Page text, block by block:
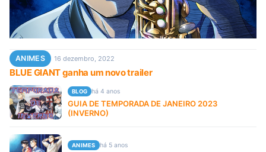
ANIMES 16 dezembro, 2022
BLUE GIANT ganha um novo trailer
BLOG há 4 anos
GUIA DE TEMPORADA DE JANEIRO 2023
(INVERNO)
ANIMES há 5 anos